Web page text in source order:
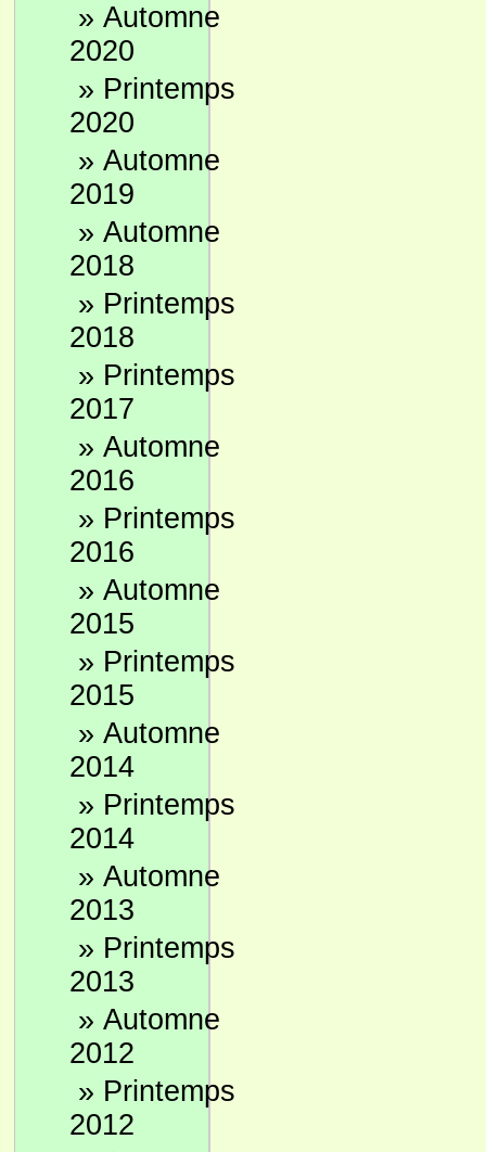
» Automne
2020
» Printemps
2020
» Automne
2019
» Automne
2018
» Printemps
2018
» Printemps
2017
» Automne
2016
» Printemps
2016
» Automne
2015
» Printemps
2015
» Automne
2014
» Printemps
2014
» Automne
2013
» Printemps
2013
» Automne
2012
» Printemps
2012